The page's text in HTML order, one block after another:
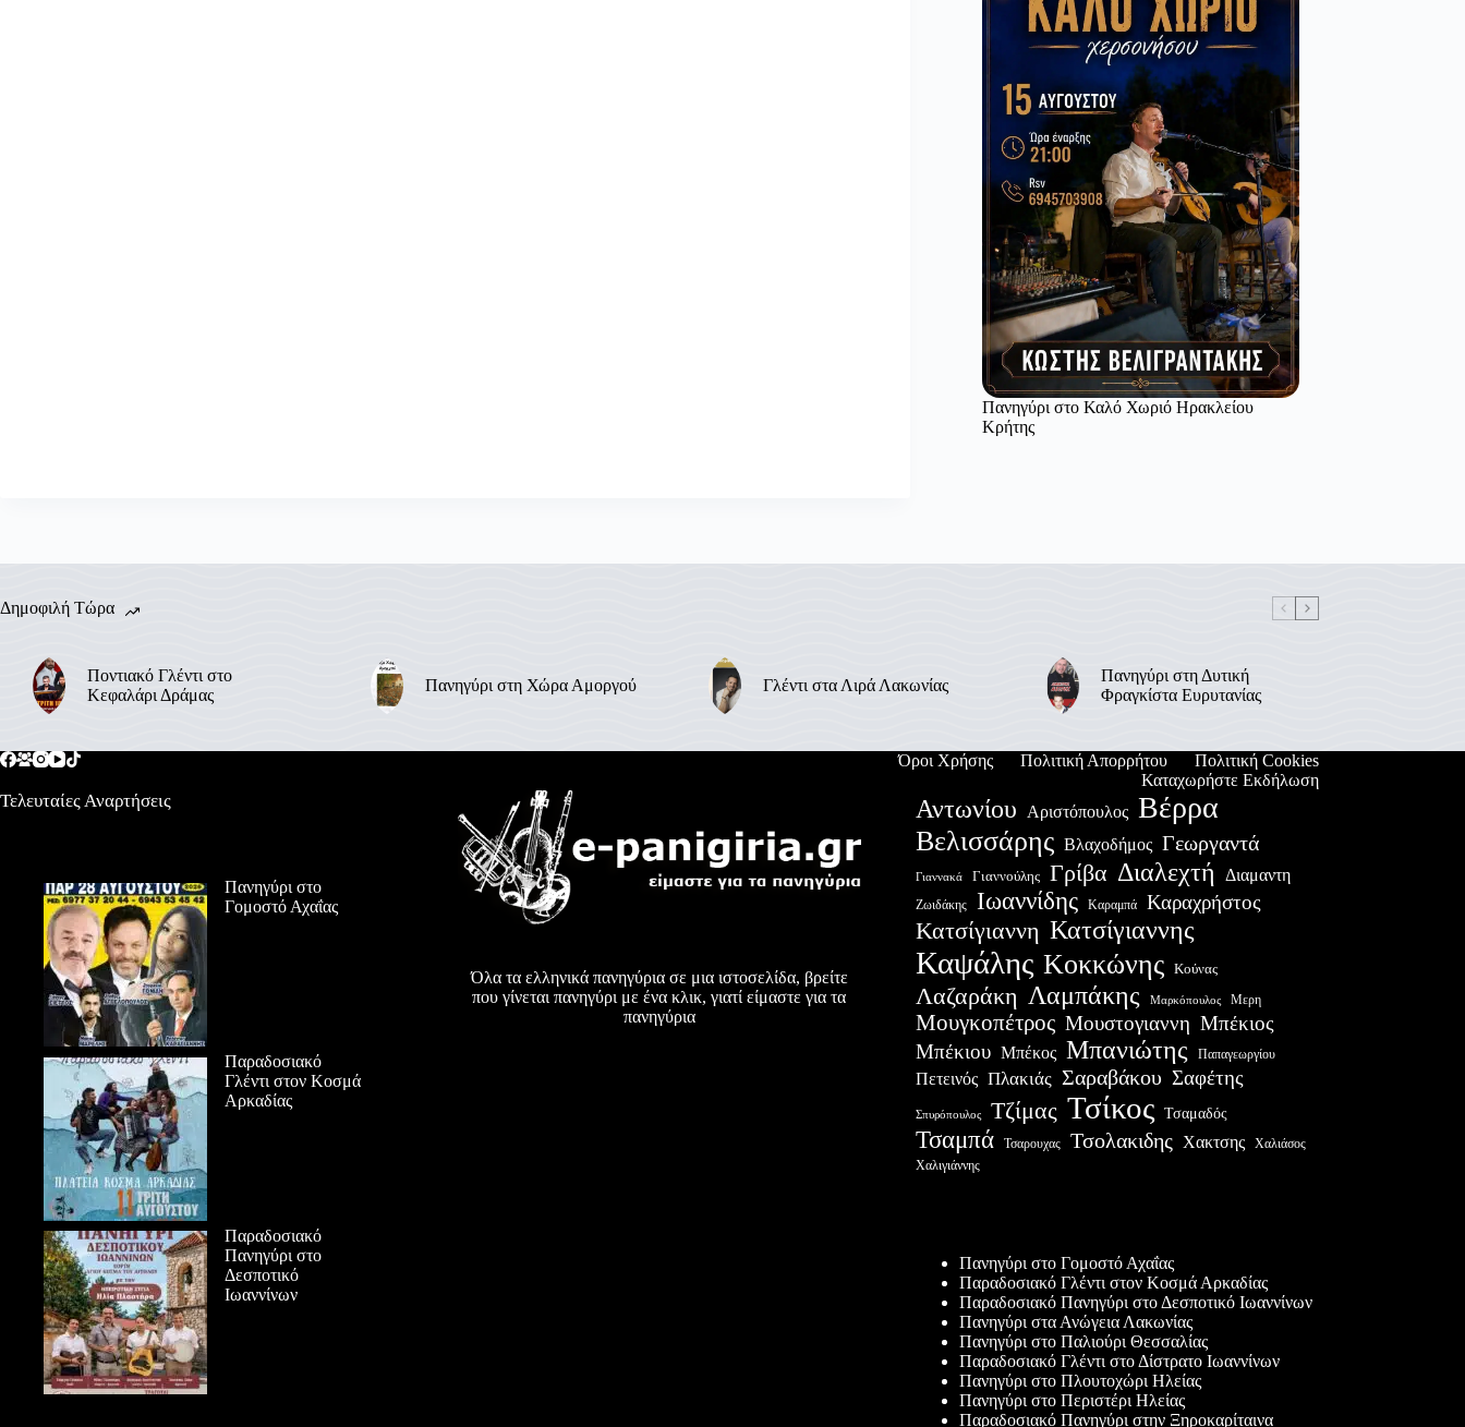
Πανηγύρι στο Καλό Χωριό Ηρακλείου
Κρήτης
Δημοφιλή Τώρα
Ποντιακό Γλέντι στο
Κεφαλάρι Δράμας
Πανηγύρι στη Χώρα Αμοργού Γλέντι στα Λιρά Λακωνίας
Πανηγύρι στη Δυτική
Φραγκίστα Ευρυτανίας
Όροι Χρήσης Πολιτική Απορρήτου
Πολιτική Cookies
Καταχωρήστε Εκδήλωση
Τελευταίες Αναρτήσεις
Πανηγύρι στο
Γομοστό Αχαΐας
Παραδοσιακό
Γλέντι στον Κοσμά
Αρκαδίας
Παραδοσιακό
Πανηγύρι στο
Δεσποτικό
Ιωαννίνων
Όλα τα ελληνικά πανηγύρια σε μια ιστοσελίδα, βρείτε
που γίνεται πανηγύρι με ένα κλικ, γιατί είμαστε για τα
πανηγύρια
Αντωνίου Αριστόπουλος Βέρρα
Βελισσάρης Βλαχοδήμος Γεωργαντά
Γιαννακά Γιαννούλης Γρίβα Διαλεχτή Διαμαντη
Ζωιδάκης Ιωαννίδης Καραμπά Καραχρήστος
Κατσίγιαννη Κατσίγιαννης
Καψάλης Κοκκώνης Κούνας
Λαζαράκη Λαμπάκης Μαρκόπουλος Μερη
Μουγκοπέτρος Μουστογιαννη Μπέκιος
Μπέκιου Μπέκος Μπανιώτης Παπαγεωργίου
Πετεινός Πλακιάς Σαραβάκου Σαφέτης
Σπυρόπουλος Τζίμας Τσίκος Τσαμαδός
Τσαμπά Τσαρουχας Τσολακιδης Χακτσης
Χαλιάσος
Χαλιγιάννης
Πανηγύρι στο Γομοστό Αχαΐας
Παραδοσιακό Γλέντι στον Κοσμά Αρκαδίας
Παραδοσιακό Πανηγύρι στο Δεσποτικό Ιωαννίνων
Πανηγύρι στα Ανώγεια Λακωνίας
Πανηγύρι στο Παλιούρι Θεσσαλίας
Παραδοσιακό Γλέντι στο Δίστρατο Ιωαννίνων
Πανηγύρι στο Πλουτοχώρι Ηλείας
Πανηγύρι στο Περιστέρι Ηλείας
Παραδοσιακό Πανηγύρι στην Ξηροκαρίταινα